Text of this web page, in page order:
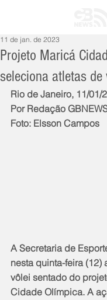
Projeto Maricá
seleciona atletas
11 de jan. de 2023
Rio de Janeiro, 11/01/
Por Redação
Foto: Elsson Campos
A Secretaria de
nesta quinta-feira (12)
vôlei sentado do
Cidade Olímpica. A